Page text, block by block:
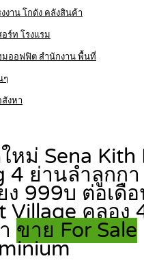
งงาน โกดัง คลังสินค้า
อร์ท โรงแรม
มออฟฟิต สำนักงาน พื้นที่
ๆ
งหา
หม่ Sena Kith
4 ย่านลำลูกก
ง 999บ ต่อเดื
Village คลอง
ขาย For Sale